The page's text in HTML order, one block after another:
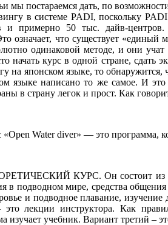
мы постараемся дать, по
в системе PADI, поскольку
и примерно 50 тыс. дайв-
означает, что существует
одинаковой методе, и они
начать курс в одной стране,
на японском языке, то
языке написано то же самое. И
в страну легок и прост. Как
Water diver» — это программа,
КУРС. Он состоит из 5
в подводном мире, средства
и подводное плавание,
лекции инструктора. Как
изучает учебник. Вариант третий –